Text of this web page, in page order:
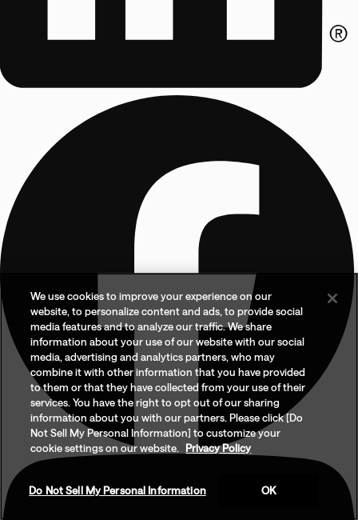
We use cookies to improve your experience on our
website, to personalize content and ads, to provide social
media features and to analyze our traffic. We share
information about your use of our website with our social
media, advertising and analytics partners, who may
combine it with other information that you have provided
to them or that they have collected from your use of their
services. You have the right to opt out of our sharing
information about you with our partners. Please click [Do
Not Sell My Personal Information] to customize your
cookie settings on our website.
Privacy Policy
Do Not Sell My Personal Information OK